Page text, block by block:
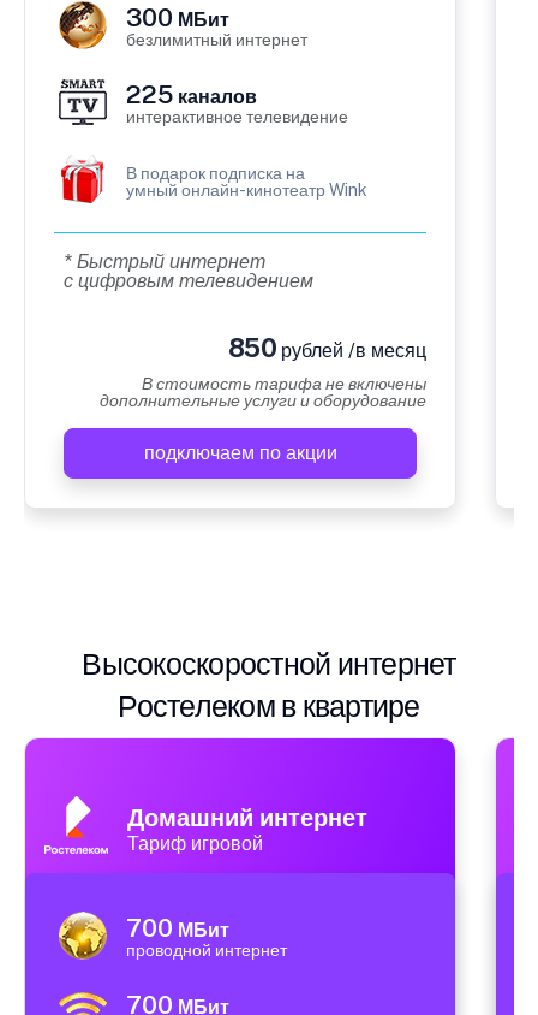
300 МБит
безлимитный интернет
225 каналов
интерактивное телевидение
В подарок подписка на
умный онлайн-кинотеатр Wink
* Быстрый интернет
с цифровым телевидением
850 рублей /в месяц
В стоимость тарифа не включены
дополнительные услуги и оборудование
подключаем по акции
Высокоскоростной интернет
Ростелеком в квартире
Домашний интернет
Тариф игровой
700 МБит
проводной интернет
700 МБит